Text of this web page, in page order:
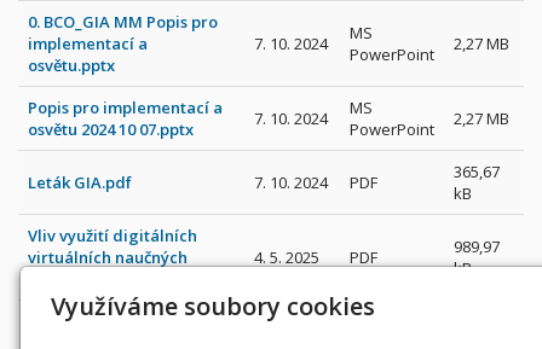
0. BCO_GIA MM Popis pro
implementací a
osvětu.pptx
7. 10. 2024
MS
PowerPoint
2,27 MB
Popis pro implementací a
osvětu 2024 10 07.pptx
7. 10. 2024
MS
PowerPoint
2,27 MB
Leták GIA.pdf 7. 10. 2024 PDF
365,67
kB
Vliv využití digitálních
virtuálních naučných
4. 5. 2025 PDF
989,97
kB
Využíváme soubory cookies